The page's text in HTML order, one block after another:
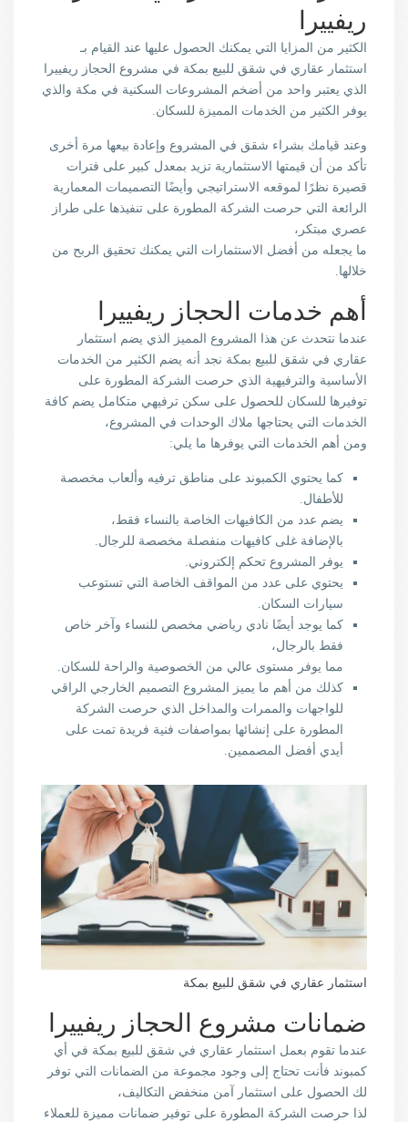
ريفييرا
الكثير من المزايا التي يمكنك الحصول عليها عند القيام بـ
استثمار عقاري في شقق للبيع بمكة في مشروع الحجاز ريفييرا
الذي يعتبر واحد من أضخم المشروعات السكنية في مكة والذي
يوفر الكثير من الخدمات المميزة للسكان.
وعند قيامك بشراء شقق في المشروع وإعادة بيعها مرة أخرى
تأكد من أن قيمتها الاستثمارية تزيد بمعدل كبير على فترات
قصيرة نظرًا لموقعه الاستراتيجي وأيضًا التصميمات المعمارية
الرائعة التي حرصت الشركة المطورة على تنفيذها على طراز
عصري مبتكر،
ما يجعله من أفضل الاستثمارات التي يمكنك تحقيق الربح من
خلالها.
أهم خدمات الحجاز ريفييرا
عندما نتحدث عن هذا المشروع المميز الذي يضم استثمار
عقاري في شقق للبيع بمكة نجد أنه يضم الكثير من الخدمات
الأساسية والترفيهية الذي حرصت الشركة المطورة على
توفيرها للسكان للحصول على سكن ترفيهي متكامل يضم كافة
الخدمات التي يحتاجها ملاك الوحدات في المشروع،
ومن أهم الخدمات التي يوفرها ما يلي:
كما يحتوي الكمبوند على مناطق ترفيه وألعاب مخصصة
للأطفال.
يضم عدد من الكافيهات الخاصة بالنساء فقط،
بالإضافة غلى كافيهات منفصلة مخصصة للرجال.
يوفر المشروع تحكم إلكتروني.
يحتوي على عدد من المواقف الخاصة التي تستوعب
سيارات السكان.
كما يوجد أيضًا نادي رياضي مخصص للنساء وآخر خاص
فقط بالرجال،
مما يوفر مستوى عالي من الخصوصية والراحة للسكان.
كذلك من أهم ما يميز المشروع التصميم الخارجي الراقي
للواجهات والممرات والمداخل الذي حرصت الشركة
المطورة على إنشائها بمواصفات فنية فريدة تمت على
أيدي أفضل المصممين.
استثمار عقاري في شقق للبيع بمكة
ضمانات مشروع الحجاز ريفييرا
عندما تقوم بعمل استثمار عقاري في شقق للبيع بمكة في أي
كمبوند فأنت تحتاج إلى وجود مجموعة من الضمانات التي توفر
لك الحصول على استثمار آمن منخفض التكاليف،
لذا حرصت الشركة المطورة على توفير ضمانات مميزة للعملاء